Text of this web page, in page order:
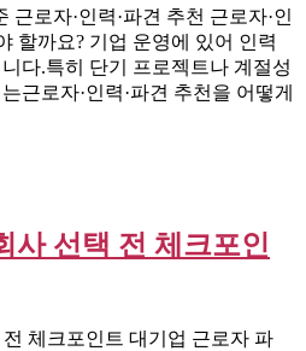
근로자·인력·파견 추천 근로자·인
할까요? 기업 운영에 있어 인력
다.특히 단기 프로젝트나 계절성
근로자·인력·파견 추천을 어떻게
사 선택 전 체크포인
체크포인트 대기업 근로자 파